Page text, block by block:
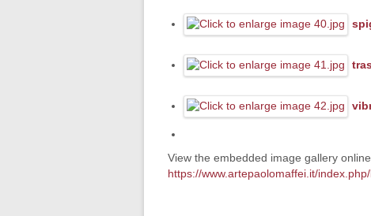
View the embedded image gallery
https://www.artepaolomaffei.it/